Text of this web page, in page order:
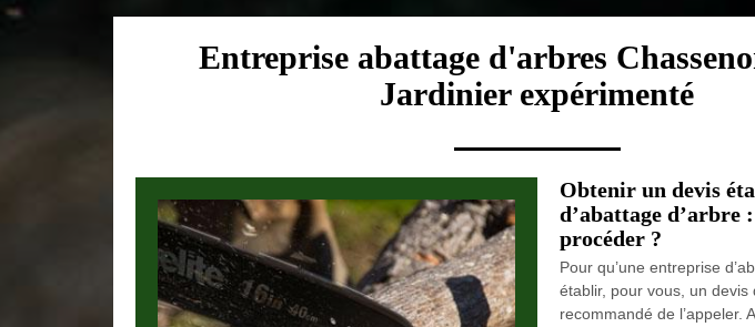
Entreprise abattage d'arbres
Jardinier expérimenté
Obtenir un devis
d’abattage d’arbre
procéder ?
Pour qu’une entreprise
établir, pour vous, un devis
recommandé de l’appeler.